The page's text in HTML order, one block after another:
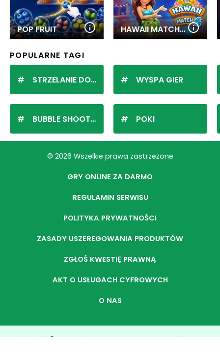
POP FRUIT HAWAII MATCH 6
POPULARNE TAGI
STRZELANIE DO KULEK
BUBBLE SHOOTER
WYSPA GIER
POKI
© 2026 Wszelkie prawa zastrzeżone
GRY ONLINE ZA DARMO
REGULAMIN SERWISU
POLITYKA PRYWATNOŚCI
ZASADY USZEREGOWANIA PRODUKTÓW
ZGŁOŚ KWESTIĘ PRAWNĄ
AKT O USŁUGACH CYFROWYCH
O NAS